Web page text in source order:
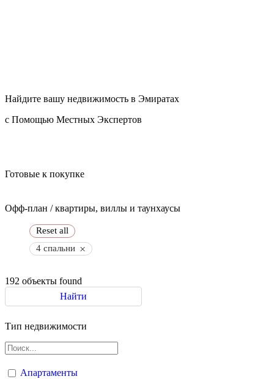
Найдите вашу недвижимость в Эмиратах
с Помощью Местных Экспертов
Готовые к покупке
Офф-план / квартиры, виллы и таунхаусы
Reset all
4 спальни ×
192 объекты found
Найти
Тип недвижимости
Апартаменты